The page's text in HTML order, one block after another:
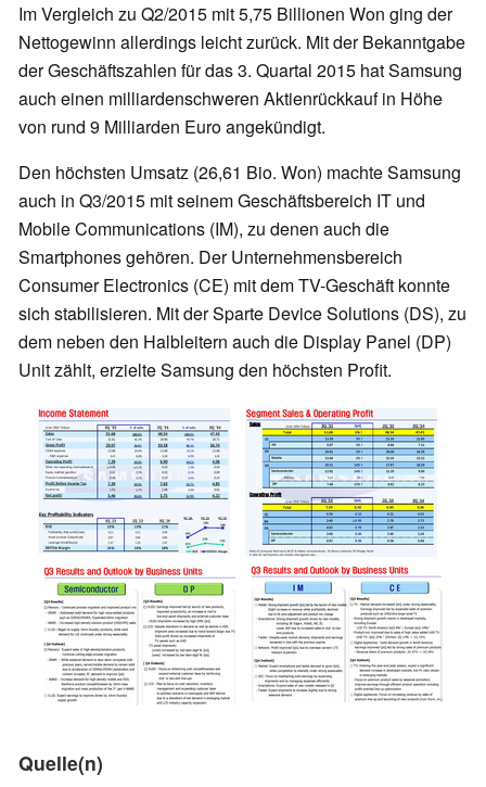
Im Vergleich zu Q2/2015 mit 5,75 Billionen Won ging der
Nettogewinn allerdings leicht zurück. Mit der Bekanntgabe
der Geschäftszahlen für das 3. Quartal 2015 hat Samsung
auch einen milliardenschweren Aktienrückkauf in Höhe
von rund 9 Milliarden Euro angekündigt.
Den höchsten Umsatz (26,61 Bio. Won) machte Samsung
auch in Q3/2015 mit seinem Geschäftsbereich IT und
Mobile Communications (IM), zu denen auch die
Smartphones gehören. Der Unternehmensbereich
Consumer Electronics (CE) mit dem TV-Geschäft konnte
sich stabilisieren. Mit der Sparte Device Solutions (DS), zu
dem neben den Halbleitern auch die Display Panel (DP)
Unit zählt, erzielte Samsung den höchsten Profit.
Quelle(n)